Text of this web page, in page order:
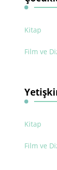
Kitap
Film ve
Kitap
Film ve